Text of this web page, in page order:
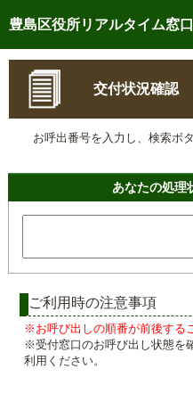
豊島区役所リアルタイム窓
トップページへ
ご利用方法
事前予約
予約状況確認
リアルタイム窓口混雑
メール通知登録
混雑予想カレンダー
交付状況確認
お呼出番号を入力し、検索ボ
あなたの処理
ご利用時の注意事項
※お呼び出しの順番が前後する
※受付窓口のお呼び出し状態を
利用ください。